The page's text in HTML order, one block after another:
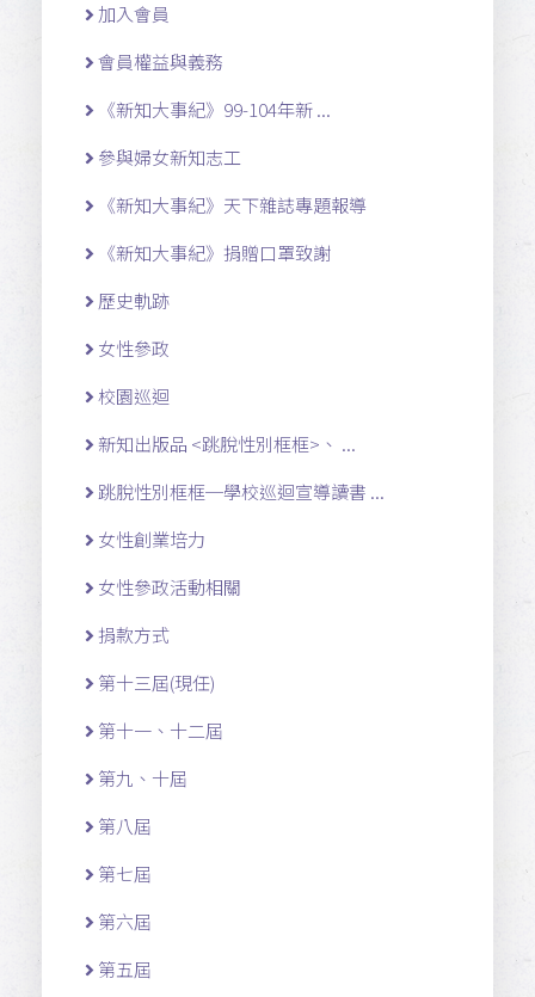
加入會員
會員權益與義務
《新知大事紀》99-104年新 ...
參與婦女新知志工
《新知大事紀》天下雜誌專題報導
《新知大事紀》捐贈口罩致謝
歷史軌跡
女性參政
校園巡迴
新知出版品 <跳脫性別框框>、 ...
跳脫性別框框─學校巡迴宣導讀書 ...
女性創業培力
女性參政活動相關
捐款方式
第十三屆(現任)
第十一 、十二 屆
第九、十屆
第八屆
第七屆
第六屆
第五屆